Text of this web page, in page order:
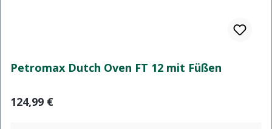
Petromax Dutch Oven FT 12 mit Füßen
Regulärer Preis:
124,99 €